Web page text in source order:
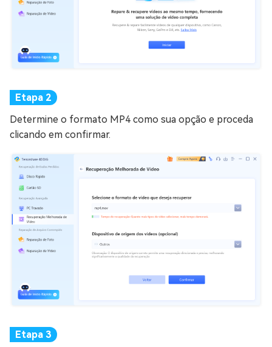
Determine o formato MP4 como sua opção e proceda
clicando em confirmar.